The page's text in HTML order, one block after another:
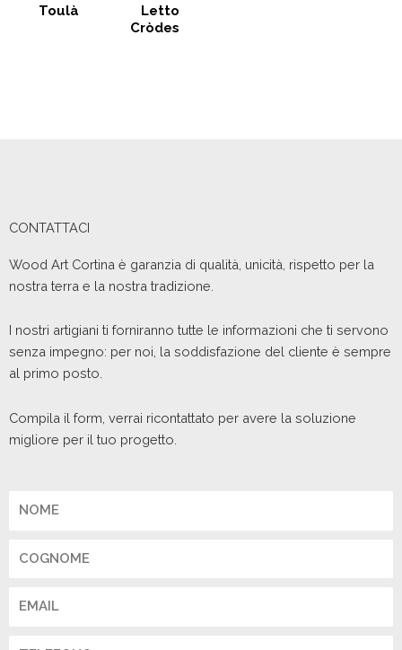
Toulà
Letto
Cròdes
CONTATTACI
Wood Art Cortina è garanzia di qualità, unicità, rispetto per la
nostra terra e la nostra tradizione.
I nostri artigiani ti forniranno tutte le informazioni che ti servono
senza impegno: per noi, la soddisfazione del cliente è sempre
al primo posto.
Compila il form, verrai ricontattato per avere la soluzione
migliore per il tuo progetto.